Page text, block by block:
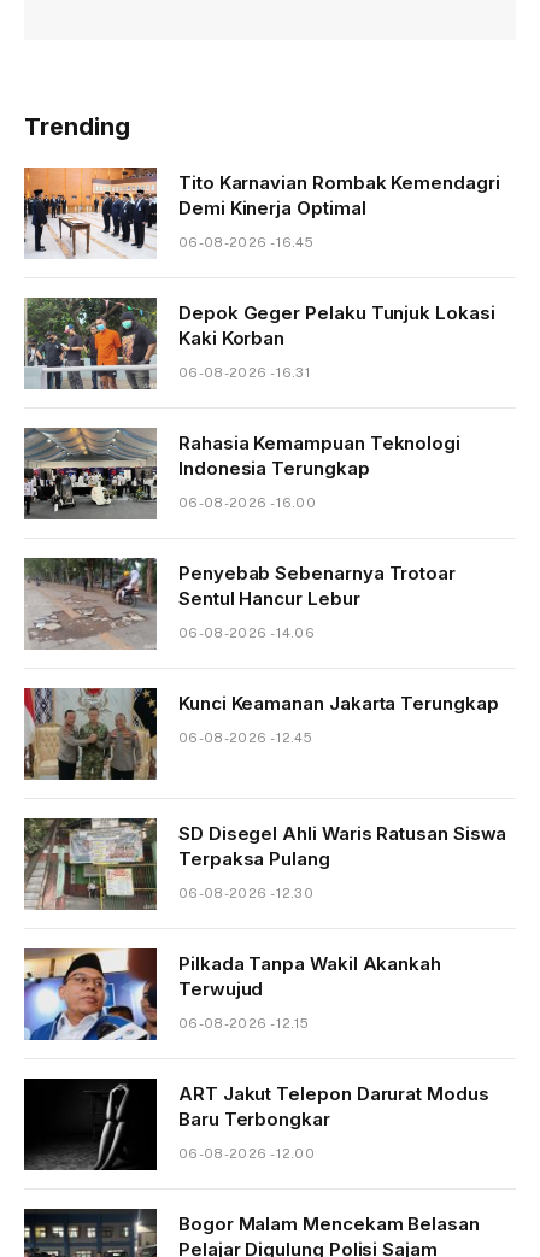
Trending
Tito Karnavian Rombak Kemendagri
Demi Kinerja Optimal
06-08-2026 - 16.45
Depok Geger Pelaku Tunjuk Lokasi
Kaki Korban
06-08-2026 - 16.31
Rahasia Kemampuan Teknologi
Indonesia Terungkap
06-08-2026 - 16.00
Penyebab Sebenarnya Trotoar
Sentul Hancur Lebur
06-08-2026 - 14.06
Kunci Keamanan Jakarta Terungkap
06-08-2026 - 12.45
SD Disegel Ahli Waris Ratusan Siswa
Terpaksa Pulang
06-08-2026 - 12.30
Pilkada Tanpa Wakil Akankah
Terwujud
06-08-2026 - 12.15
ART Jakut Telepon Darurat Modus
Baru Terbongkar
06-08-2026 - 12.00
Bogor Malam Mencekam Belasan
Pelajar Digulung Polisi Sajam